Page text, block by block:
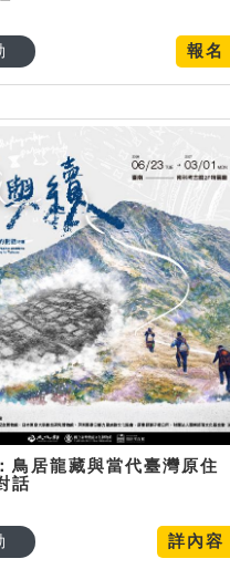
報名
鳥居龍藏與當代臺灣原住
話
詳內容